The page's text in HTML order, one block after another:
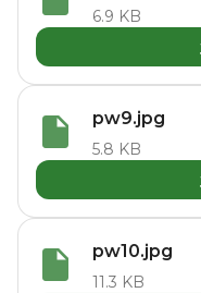
6.9 KB
pw9.jpg
5.8 KB
pw10.jpg
11.3 KB